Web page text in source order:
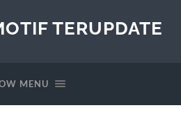
TERUPDATE
MENU